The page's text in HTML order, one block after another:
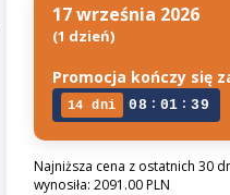
17 września 2026
(1 dzień)
Promocja kończy się
14 dni 08 : 01 : 38
Najniższa cena z ostatnich 30
wynosiła: 2091.00 PLN